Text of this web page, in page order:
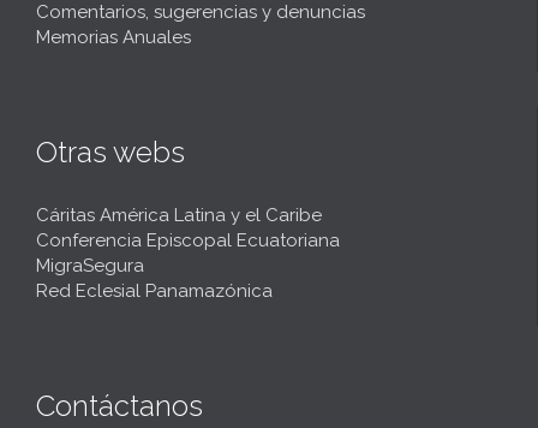
Comentarios, sugerencias y denuncias
Memorias Anuales
Otras webs
Cáritas América Latina y el Caribe
Conferencia Episcopal Ecuatoriana
MigraSegura
Red Eclesial Panamazónica
Contáctanos